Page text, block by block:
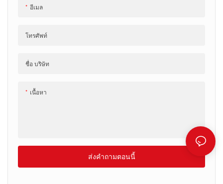
อีเมล
โทรศัพท์
ชื่อ บริษัท
เนื้อหา
ส่งคำถามตอนนี้